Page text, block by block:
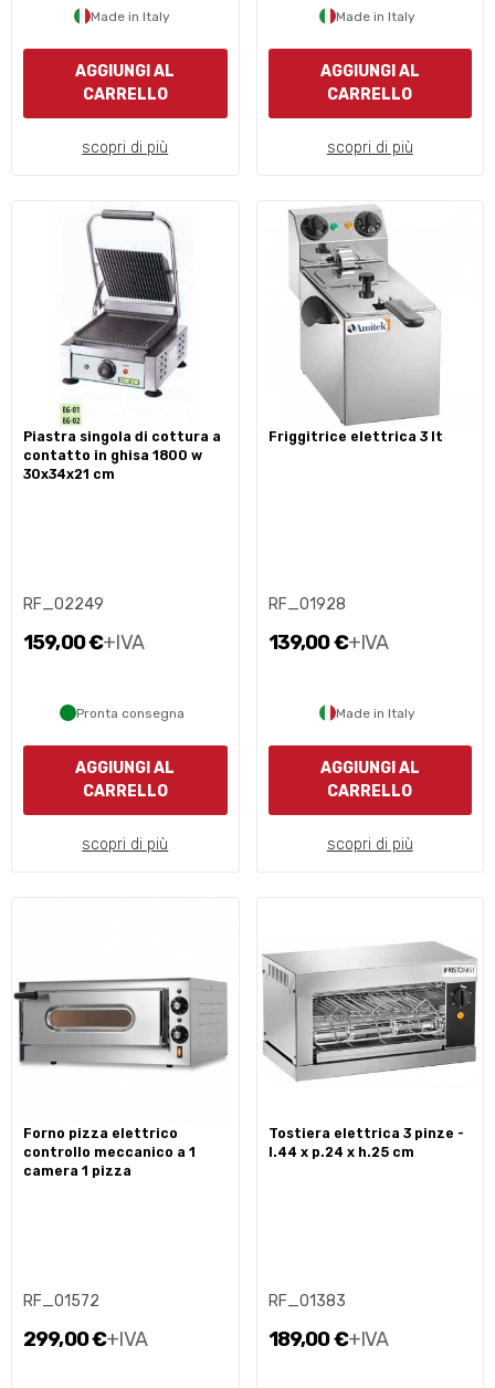
Made in Italy
AGGIUNGI AL
CARRELLO
scopri di più
Made in Italy
AGGIUNGI AL
CARRELLO
scopri di più
piastra singola di cottura a
contatto in ghisa 1800 w
30x34x21 cm
RF_02249
159,00 €+IVA
Pronta consegna
AGGIUNGI AL
CARRELLO
scopri di più
friggitrice elettrica 3 lt
RF_01928
139,00 €+IVA
Made in Italy
AGGIUNGI AL
CARRELLO
scopri di più
forno pizza elettrico
controllo meccanico a 1
camera 1 pizza
RF_01572
299,00 €+IVA
tostiera elettrica 3 pinze -
l.44 x p.24 x h.25 cm
RF_01383
189,00 €+IVA